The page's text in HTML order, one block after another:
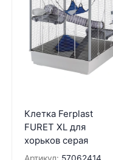
Клетка Ferplast
FURET XL для
хорьков серая